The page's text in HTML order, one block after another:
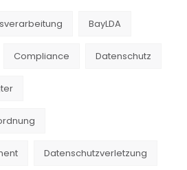
BayLDA
Compliance Datenschutz
Datenschutzverletzung